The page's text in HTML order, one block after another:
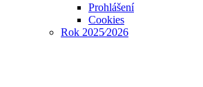
Prohlášení
Cookies
Rok 2025⁄2026